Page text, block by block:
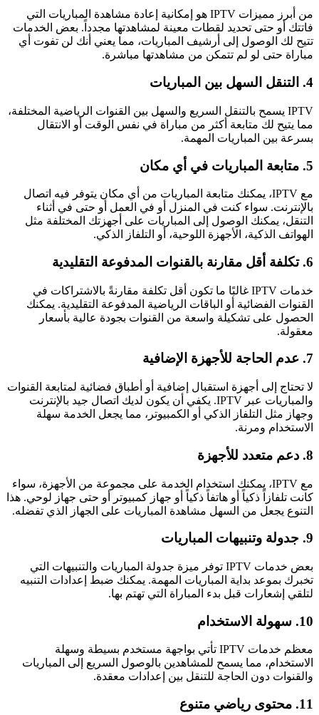
من أبرز مميزات IPTV هو إمكانية إعادة مشاهدة المباريات التي
فاتتك أو حتى تحديد لقطات معينة لمشاهدتها مجدداً. بعض الخدمات
تتيح لك الوصول إلى أرشيف المباريات، مما يعني أنك لن تفوت أي
مباراة حتى لو لم تتمكن من مشاهدتها مباشرة.
4. التنقل السهل بين المباريات
IPTV يسمح بالتنقل السريع والسهل بين القنوات الرياضية المختلفة،
مما يتيح لك متابعة أكثر من مباراة في نفس الوقت أو الانتقال
بسرعة بين المباريات المهمة.
5. متابعة المباريات في أي مكان
مع IPTV، يمكنك متابعة المباريات من أي مكان يتوفر فيه اتصال
بالإنترنت. سواء كنت في المنزل أو في العمل أو حتى في أثناء
التنقل، يمكنك الوصول إلى المباريات على أجهزتك المختلفة مثل
الهواتف الذكية، الأجهزة اللوحية، أو التلفاز الذكي.
6. تكلفة أقل مقارنة بالقنوات المدفوعة التقليدية
خدمات IPTV غالبًا ما تكون أقل تكلفة مقارنةً بالاشتراكات في
القنوات الفضائية أو الباقات الرياضية المدفوعة التقليدية. يمكنك
الحصول على تشكيلة واسعة من القنوات بجودة عالية بأسعار
معقولة.
7. عدم الحاجة للأجهزة الإضافية
لا تحتاج إلى أجهزة استقبال إضافية أو أطباق فضائية لمتابعة القنوات
والمباريات عبر IPTV. يكفي أن يكون لديك اتصال جيد بالإنترنت
وجهاز مثل التلفاز الذكي أو الكمبيوتر، مما يجعل الخدمة سهلة
الاستخدام ومرنة.
8. دعم متعدد للأجهزة
مع IPTV، يمكنك استخدام الخدمة على مجموعة من الأجهزة، سواء
كانت تلفازاً ذكياً أو هاتفاً ذكياً أو جهاز كمبيوتر أو حتى جهاز لوحي. هذا
التنوع يجعل من السهل مشاهدة المباريات على الجهاز الذي تفضله.
9. جدولة وتنبيهات المباريات
بعض خدمات IPTV توفر ميزة جدولة المباريات والتنبيهات التي
تخبرك بموعد بداية المباريات المهمة. يمكنك ضبط إعدادات التنبيه
لتلقي إشعارات قبل بدء المباراة التي تهتم بها.
10. سهولة الاستخدام
معظم خدمات IPTV تأتي بواجهة مستخدم بسيطة وسهلة
الاستخدام، مما يسمح للمشاهدين بالوصول السريع إلى المباريات
والقنوات دون الحاجة للتنقل بين إعدادات معقدة.
11. محتوى رياضي متنوع